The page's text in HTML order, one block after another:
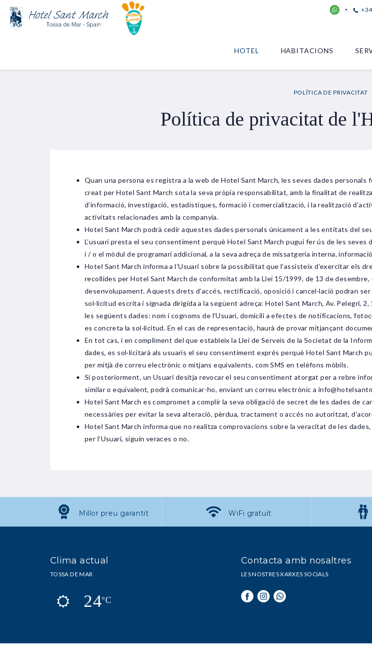
HOTEL HABITACIONS
POLÍTICA DE PRIVACITAT
Política de privacitat de
Quan una persona es registra a la web de Hotel Sant March, les seves dades
creat per Hotel Sant March sota la seva pròpia responsabilitat, amb la finalitat de
d’informació, investigació, estadístiques, formació i comercialització, i la realització
activitats relacionades amb la companyia.
Hotel Sant March podrà cedir aquestes dades personals únicament a les entitats del
L’usuari presta el seu consentiment perquè Hotel Sant March pugui fer ús de les
i / o el mòdul de programari addicional, a la seva adreça de missatgeria interna,
Hotel Sant March informa a l’Usuari sobre la possibilitat que l’assisteix d’exercitar els
recollides per Hotel Sant March de conformitat amb la Llei 15/1999, de 13 de
desenvolupament. Aquests drets d’accés, rectificació, oposició i cancel·lació podran
sol·licitud escrita i signada dirigida a la següent adreça: Hotel Sant March, Av. Pelegrí,
les següents dades: nom i cognoms de l’Usuari, domicili a efectes de notificacions,
es concreta la sol·licitud. En el cas de representació, haurà de provar mitjançant
En tot cas, i en compliment del que estableix la Llei de Serveis de la Societat de la
dades, es sol·licitarà als usuaris el seu consentiment exprés perquè Hotel Sant March
per mitjà de correu electrònic o mitjans equivalents, com SMS en telèfons mòbils.
Si posteriorment, un Usuari desitja revocar el seu consentiment atorgat per a rebre
similar o equivalent, podrà comunicar-ho, enviant un correu electrònic a
Hotel Sant March es compromet a complir la seva obligació de secret de les dades de
necessàries per evitar la seva alteració, pèrdua, tractament o accés no autoritzat,
Hotel Sant March informa que no realitza comprovacions sobre la veracitat de les
per l’Usuari, siguin veraces o no.
Millor preu garantit WiFi gratuït
Clima actual
TOSSA DE MAR
24
ºC
Contacta amb nosaltres
LES NOSTRES XARXES SOCIALS